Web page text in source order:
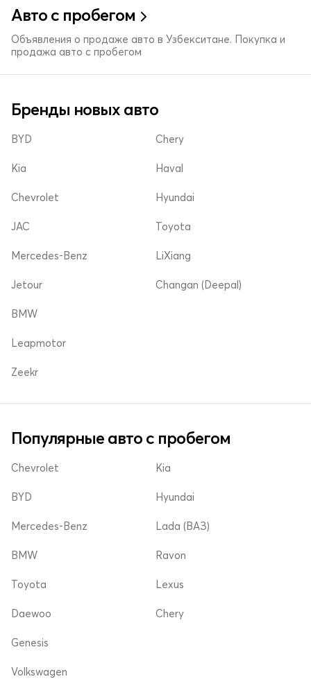
Авто с пробегом
Объявления о продаже авто в Узбекситане. Покупка и
продажа авто с пробегом
Бренды новых авто
BYD
Kia
Chevrolet
Chery
Haval
Hyundai
JAC
Mercedes-Benz
Jetour
Toyota
LiXiang
Changan (Deepal)
BMW
Leapmotor
Zeekr
Популярные авто с пробегом
Chevrolet
BYD
Mercedes-Benz
Kia
Hyundai
Lada (ВАЗ)
BMW
Toyota
Daewoo
Ravon
Lexus
Chery
Genesis
Volkswagen